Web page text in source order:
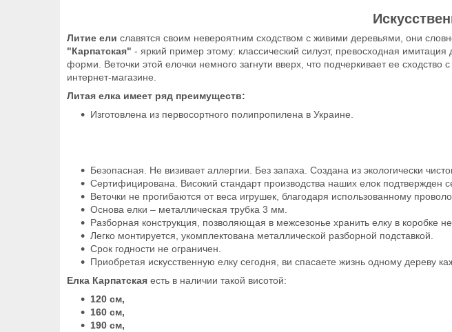
Литие ели славятся своим невероятним сходством с живими деревьями, они
"Карпатская" - яркий пример этому: классический силуэт, превосходная имитация
форми. Веточки этой елочки немного загнути вверх, что подчеркивает ее
интернет-магазине.
Литая елка имеет ряд преимуществ:
Изготовлена из первосортного полипропилена в Украине.
Безопасная. Не визивает аллергии. Без запаха. Создана из экологически
Сертифицирована. Високий стандарт производства наших елок подтвержден
Веточки не прогибаются от веса игрушек, благодаря использованному
Основа елки – металлическая трубка 3 мм.
Разборная конструкция, позволяющая в межсезонье хранить елку в коробке
Легко монтируется, укомплектована металлической разборной подставкой.
Срок годности не ограничен.
Приобретая искусственную елку сегодня, ви спасаете жизнь одному дереву
Елка Карпатская есть в наличии такой висотой:
120 см,
160 см,
190 см,